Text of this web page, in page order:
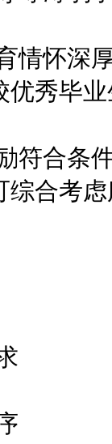
怀深厚
优秀毕
合条件
综合考